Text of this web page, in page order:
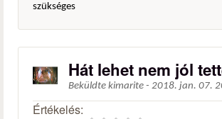
szükséges
Hát lehet nem jól
Beküldte kimarite - 2018. jan. 07.
Értékelés: